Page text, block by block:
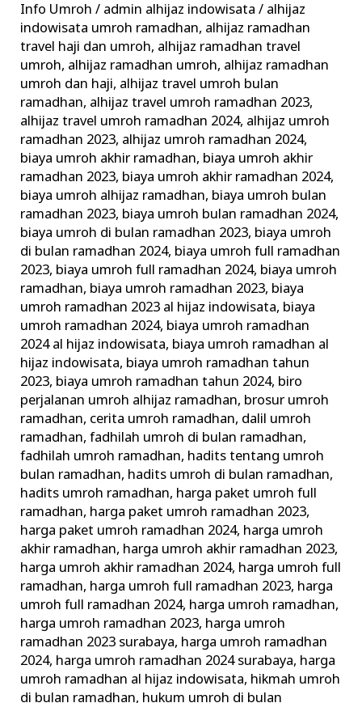
Info Umroh / admin alhijaz indowisata/ alhijaz
indowisata umroh ramadhan, alhijaz ramadhan
travel haji dan umroh, alhijaz ramadhan travel
umroh, alhijaz ramadhan umroh, alhijaz ramadhan
umroh dan haji, alhijaz travel umroh bulan
ramadhan, alhijaz travel umroh ramadhan 2023,
alhijaz travel umroh ramadhan 2024, alhijaz umroh
ramadhan 2023, alhijaz umroh ramadhan 2024,
biaya umroh akhir ramadhan, biaya umroh akhir
ramadhan 2023, biaya umroh akhir ramadhan 2024,
biaya umroh alhijaz ramadhan, biaya umroh bulan
ramadhan 2023, biaya umroh bulan ramadhan 2024,
biaya umroh di bulan ramadhan 2023, biaya umroh
di bulan ramadhan 2024, biaya umroh full ramadhan
2023, biaya umroh full ramadhan 2024, biaya umroh
ramadhan, biaya umroh ramadhan 2023, biaya
umroh ramadhan 2023 al hijaz indowisata, biaya
umroh ramadhan 2024, biaya umroh ramadhan
2024 al hijaz indowisata, biaya umroh ramadhan al
hijaz indowisata, biaya umroh ramadhan tahun
2023, biaya umroh ramadhan tahun 2024, biro
perjalanan umroh alhijaz ramadhan, brosur umroh
ramadhan, cerita umroh ramadhan, dalil umroh
ramadhan,fadhilah umroh di bulan ramadhan,
fadhilah umroh ramadhan, hadits tentang umroh
bulan ramadhan, hadits umroh di bulan ramadhan,
hadits umroh ramadhan, harga paket umroh full
ramadhan, harga paket umroh ramadhan 2023,
harga paket umroh ramadhan 2024, harga umroh
akhir ramadhan, harga umroh akhir ramadhan 2023,
harga umroh akhir ramadhan 2024, harga umroh full
ramadhan, harga umroh full ramadhan 2023, harga
umroh full ramadhan 2024, harga umroh ramadhan,
harga umroh ramadhan 2023, harga umroh
ramadhan 2023 surabaya, harga umroh ramadhan
2024, harga umroh ramadhan 2024 surabaya, harga
umroh ramadhan al hijaz indowisata, hikmah umroh
di bulan ramadhan, hukum umroh di bulan